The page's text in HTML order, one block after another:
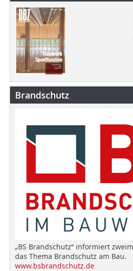
Brandschutz
„BS Brandschutz“ informiert
das Thema Brandschutz am Bau.
www.bsbrandschutz.de